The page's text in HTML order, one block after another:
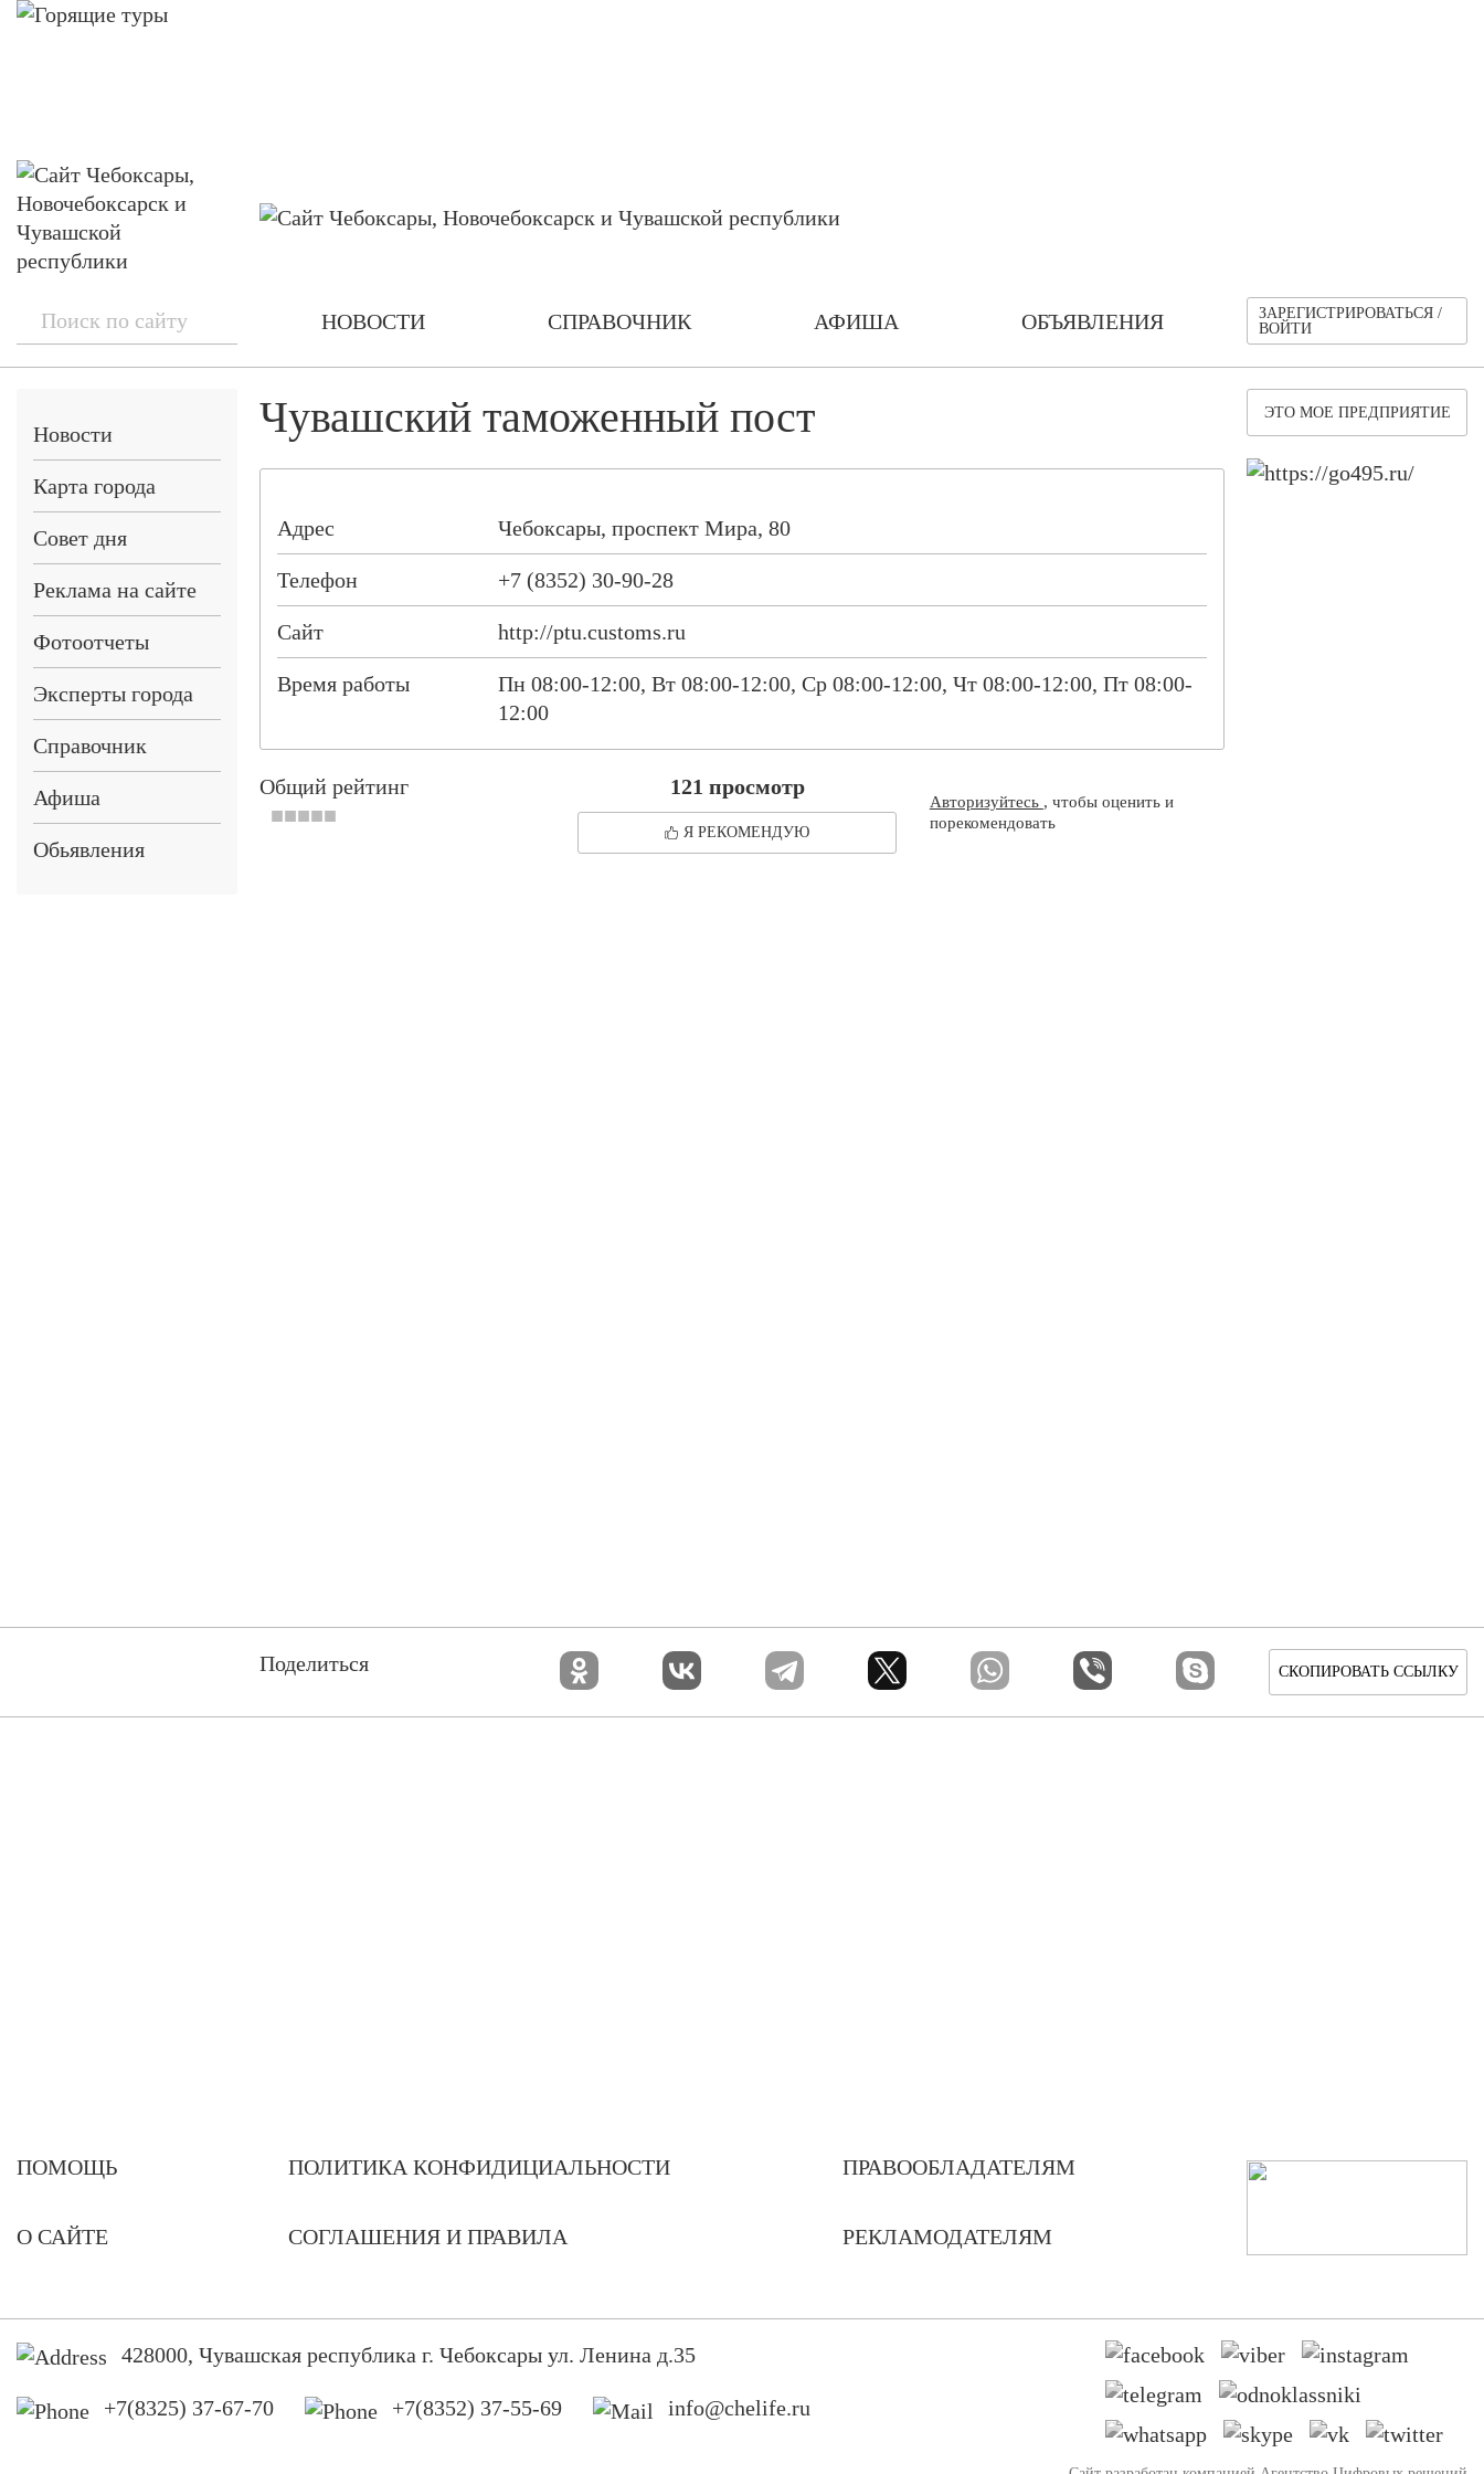
НОВОСТИ СПРАВОЧНИК АФИША ОБЪЯВЛЕНИЯ
ЗАРЕГИСТРИРОВАТЬСЯ /
ВОЙТИ
Новости
Карта города
Совет дня
Реклама на сайте
Фотоотчеты
Эксперты города
Справочник
Афиша
Обьявления
Чувашский таможенный пост
Адрес Чебоксары, проспект Мира, 80
Телефон +7 (8352) 30-90-28
Сайт http://ptu.customs.ru
Время работы
Пн 08:00-12:00, Вт 08:00-12:00, Ср 08:00-12:00, Чт 08:00-12:00, Пт 08:00-
12:00
Общий рейтинг 121 просмотр
Я РЕКОМЕНДУЮ
Авторизуйтесь , чтобы оценить и
порекомендовать
ЭТО МОЕ ПРЕДПРИЯТИЕ
Поделиться СКОПИРОВАТЬ ССЫЛКУ
ПОМОЩЬ
О САЙТЕ
ПОЛИТИКА КОНФИДИЦИАЛЬНОСТИ
СОГЛАШЕНИЯ И ПРАВИЛА
ПРАВООБЛАДАТЕЛЯМ
РЕКЛАМОДАТЕЛЯМ
428000, Чувашская республика г. Чебоксары ул. Ленина д.35
+7(8325) 37-67-70 +7(8352) 37-55-69 info@chelife.ru